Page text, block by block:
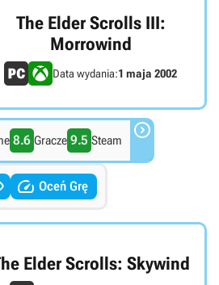
The Elder Scrolls III:
Morrowind
Data wydania:1 maja 2002
8.6 Gracze 9.5 Steam 
 Oceń Grę
Elder Scrolls: Skywind